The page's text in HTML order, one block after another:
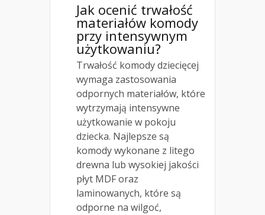
Jak ocenić trwałość
materiałów komody
przy intensywnym
użytkowaniu?
Trwałość komody dziecięcej
wymaga zastosowania
odpornych materiałów, które
wytrzymają intensywne
użytkowanie w pokoju
dziecka. Najlepsze są
komody wykonane z litego
drewna lub wysokiej jakości
płyt MDF oraz
laminowanych, które są
odporne na wilgoć,